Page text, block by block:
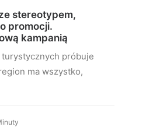
stereotypem,
promocji.
kampanią
próbuje
ma wszystko,